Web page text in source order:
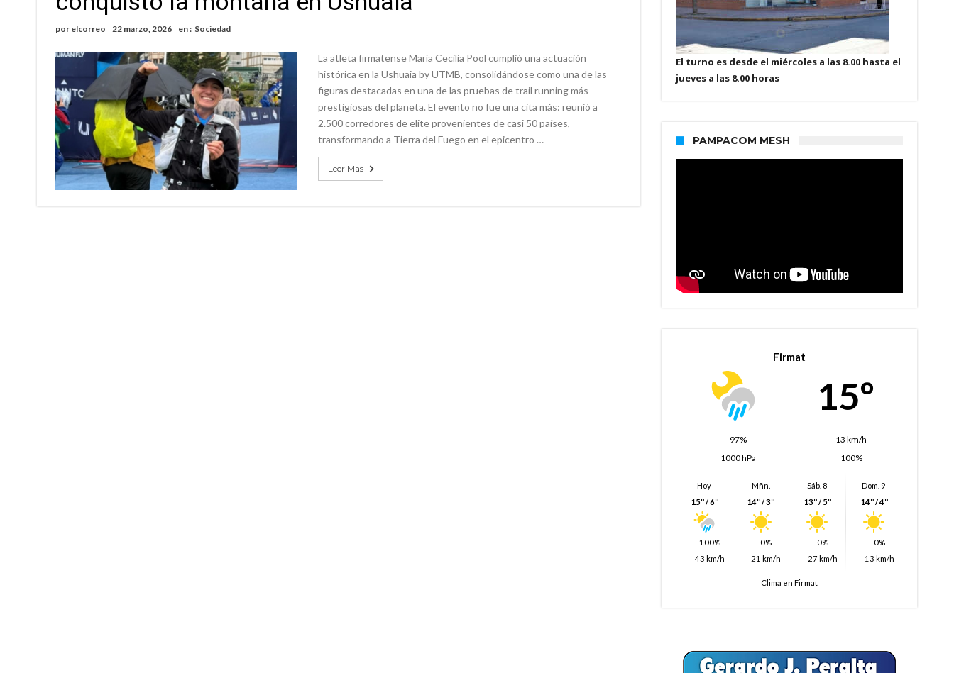
por elcorreo 22 marzo, 2026 en : Sociedad
La atleta firmatense María Cecilia Pool cumplió una actuación
histórica en la Ushuaia by UTMB, consolidándose como una de las
figuras destacadas en una de las pruebas de trail running más
prestigiosas del planeta. El evento no fue una cita más: reunió a
2.500 corredores de elite provenientes de casi 50 países,
transformando a Tierra del Fuego en el epicentro …
Leer Mas
El turno es desde el miércoles a las 8.00 hasta el
jueves a las 8.00 horas
PAMPACOM MESH
Firmat
15º
97%
13 km/h
1000 hPa
100%
Hoy
15º / 6º
100%
43 km/h
Mñn.
14º / 3º
0%
21 km/h
Sáb. 8
13º / 5º
0%
27 km/h
Dom. 9
14º / 4º
0%
13 km/h
Clima en Firmat